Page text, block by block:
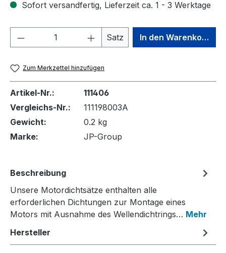
Sofort versandfertig, Lieferzeit ca. 1 - 3 Werktage
Produkt Anzahl: Gib den
Satz In den Warenkorb
Zum Merkzettel hinzufügen
Artikel-Nr.:
111406
Vergleichs-Nr.:
111198003A
Gewicht:
0.2 kg
Marke:
JP-Group
Beschreibung
Unsere Motordichtsätze enthalten alle
erforderlichen Dichtungen zur Montage eines
Motors mit Ausnahme des Wellendichtrings… Mehr
Hersteller